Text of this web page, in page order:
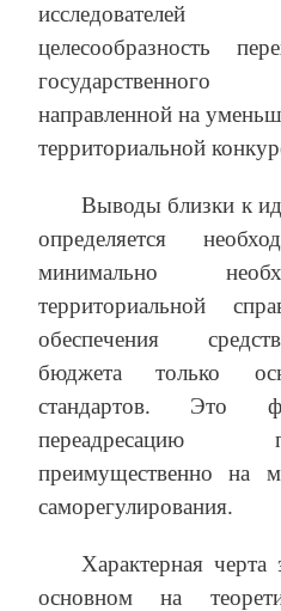
целесообразность
направленной на
территориальной
Выводы близки к
определяется
минимально
территориальной
обеспечения
бюджета только
стандартов. Это
преимущественно на
саморегулирования.
Характерная
основном на